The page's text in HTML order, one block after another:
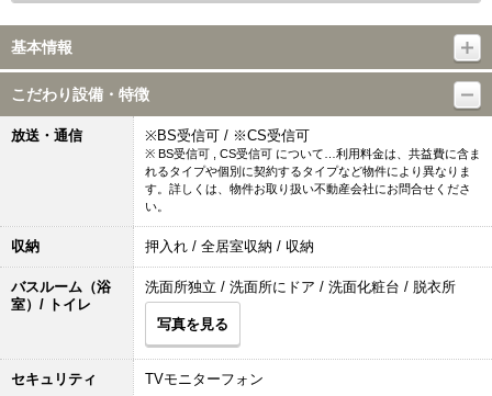
基本情報
こだわり設備・特徴
放送・通信 ※BS受信可 / ※CS受信可
※ BS受信可 , CS受信可 について…利用料金は、共益費に含ま
れるタイプや個別に契約するタイプなど物件により異なりま
す。詳しくは、物件お取り扱い不動産会社にお問合せくださ
い。
収納 押入れ / 全居室収納 / 収納
バスルーム（浴
室）/ トイレ
洗面所独立 / 洗面所にドア / 洗面化粧台 / 脱衣所
写真を見る
セキュリティ TVモニターフォン